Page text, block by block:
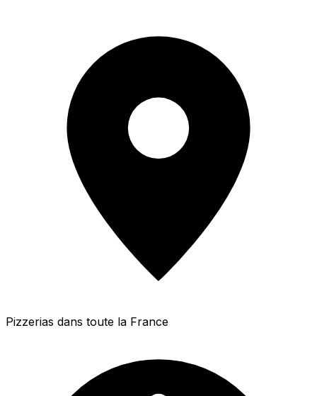
Pizzerias dans toute la France